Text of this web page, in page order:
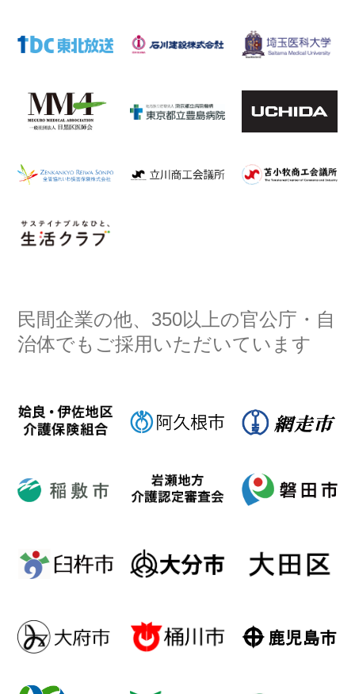
民間企業の他、350以上の官公庁・自
治体でもご採用いただいています